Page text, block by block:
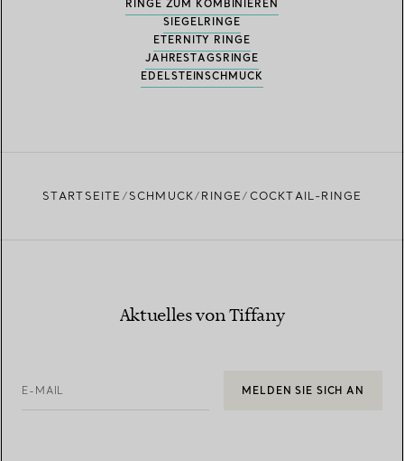
RINGE ZUM KOMBINIEREN
SIEGELRINGE
ETERNITY RINGE
JAHRESTAGSRINGE
EDELSTEINSCHMUCK
STARTSEITE SCHMUCK RINGE COCKTAIL-RINGE
Aktuelles von Tiffany
E-MAIL MELDEN SIE SICH AN